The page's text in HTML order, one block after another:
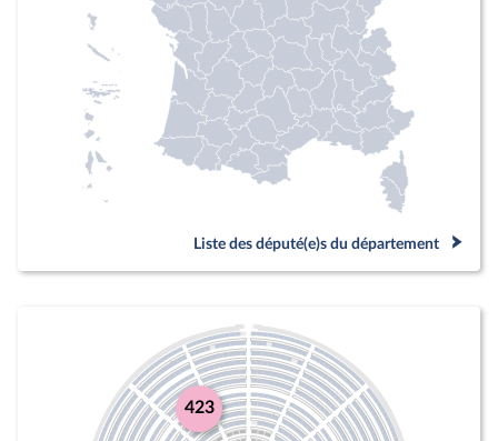
Liste des député(e)s du département
423